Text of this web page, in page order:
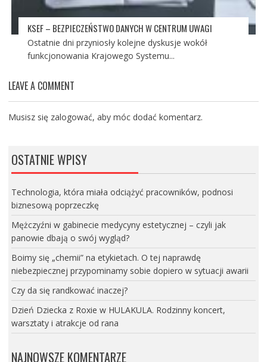
KSEF – BEZPIECZEŃSTWO DANYCH W CENTRUM UWAGI
Ostatnie dni przyniosły kolejne dyskusje wokół
funkcjonowania Krajowego Systemu...
LEAVE A COMMENT
Musisz się zalogować, aby móc dodać komentarz.
OSTATNIE WPISY
Technologia, która miała odciążyć pracowników, podnosi
biznesową poprzeczkę
Mężczyźni w gabinecie medycyny estetycznej – czyli jak
panowie dbają o swój wygląd?
Boimy się „chemii” na etykietach. O tej naprawdę
niebezpiecznej przypominamy sobie dopiero w sytuacji awarii
Czy da się randkować inaczej?
Dzień Dziecka z Roxie w HULAKULA. Rodzinny koncert,
warsztaty i atrakcje od rana
NAJNOWSZE KOMENTARZE